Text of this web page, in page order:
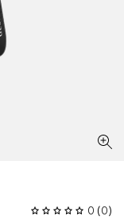
0 (0)